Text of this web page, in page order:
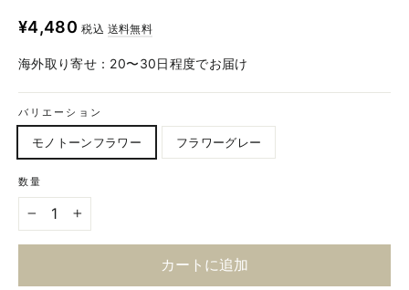
定
¥4,480税込 送料無料
海外取り寄せ：20〜30日程度でお届け
バリエーション
モノトーンフラワー フラワーグレー
数量
カートに追加